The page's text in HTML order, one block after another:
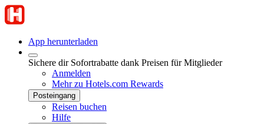
App herunterladen
Sichere dir Sofortrabatte dank Preisen für Mitglieder
Anmelden
Mehr zu Hotels.com Rewards
Posteingang
Reisen buchen
Hilfe